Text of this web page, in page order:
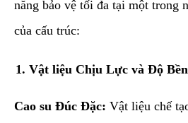
năng bảo vệ tối đa tại một trong
của cấu trúc:
​1. Vật liệu Chịu Lực và Độ
Cao su Đúc Đặc: Vật liệu chế